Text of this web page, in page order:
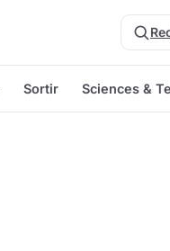
Sortir Sciences &